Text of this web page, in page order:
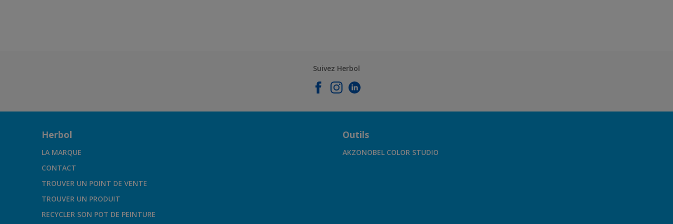
Suivez Herbol
Herbol
LA MARQUE
CONTACT
TROUVER UN POINT DE VENTE
TROUVER UN PRODUIT
RECYCLER SON POT DE PEINTURE
Outils
AKZONOBEL COLOR STUDIO